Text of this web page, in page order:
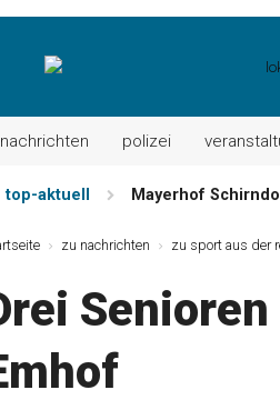
nachrichten polizei
top-aktuell Mayerhof
Maxhütter
Nutzen Sie
zu nachrichten zu sport aus der